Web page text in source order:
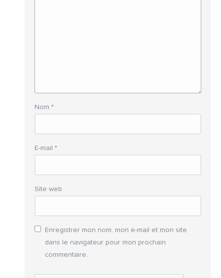
Nom *
E-mail *
Site web
Enregistrer mon nom, mon e-mail et mon site
dans le navigateur pour mon prochain
commentaire.